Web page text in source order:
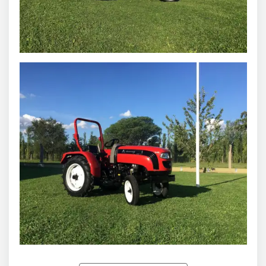
Marcha 5:.
Reversa 1:Baja: 2.58 Km/h - Alta: 11.91 Km/h
Reversa 2:.
Motor Modelo:KM358BT
Motor Tipo:Diesel Refrigerado por Agua
Inyección Directa
100 x 105 mm / 85 x 90
Potencia nominal (KW/HP):21 / 28,3
Máximas revoluciones (rpm):2350
Consumo nominal de Combustible:4.85 L/h
Aspiración nominal:Natural
Transmisión:Doble Embrague
Tipo Sistema Eléctrico:12 V - Cable Simple -
Negativo a tierra
Sistema de Arranque:Bují­a de pre-calentamiento
Tanque:29.0 L
Por cualquier consultaescribinos haciendo clic aquí